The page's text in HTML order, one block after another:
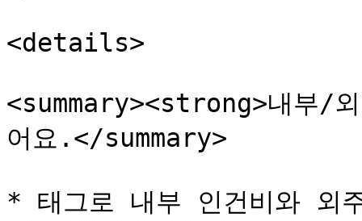
<details>
<summary><strong>내부/
어요.</summary>
* 태그로 내부 인건비와 외